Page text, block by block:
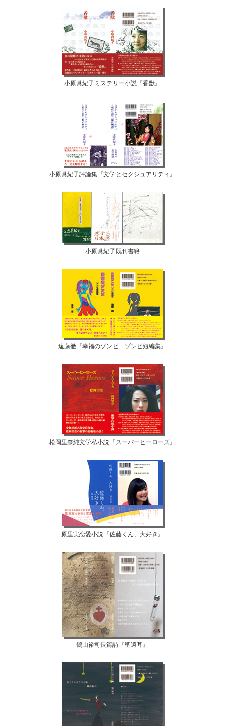
小原眞紀子ミステリー小説『香獣』
小原眞紀子評論集『文学とセクシュアリティ』
小原眞紀子既刊書籍
遠藤徹『幸福のゾンビ ゾンビ短編集』
松岡里奈純文学私小説『スーパーヒーローズ』
原里実恋愛小説『佐藤くん、大好き』
鶴山裕司長篇詩『聖遠耳』